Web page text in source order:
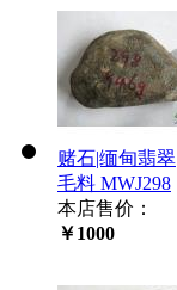
赌石|缅甸翡翠
毛料 MWJ298
本店售价：
￥1000